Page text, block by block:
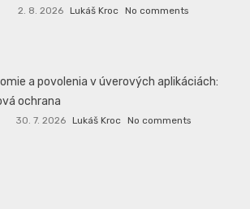
2. 8. 2026 Lukáš Kroc No comments
a povolenia v úverových aplikáciách:
ochrana
30. 7. 2026 Lukáš Kroc No comments